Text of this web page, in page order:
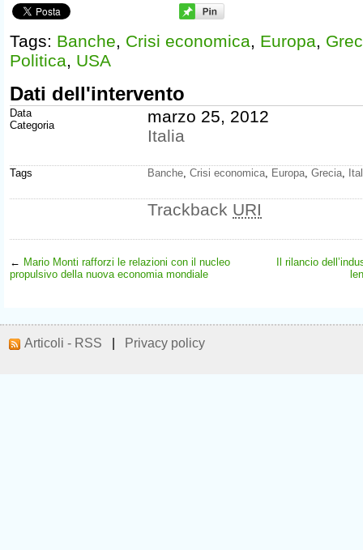
Tags: Banche, Crisi economica, Europa,
Politica, USA
Dati dell'intervento
Data
Categoria
marzo 25, 2012
Italia
Tags Banche Crisi economica Europa Grecia
Trackback URI
← Mario Monti rafforzi le relazioni con il nucleo
propulsivo della nuova economia mondiale
Il rilancio
Articoli - RSS Privacy policy